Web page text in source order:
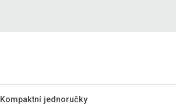
Kompaktní jednoručky